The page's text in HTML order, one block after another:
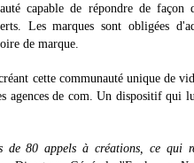
capable de répondre de façon
Les marques sont obligées
de marque.
cette communauté unique de
agences de com. Un dispositif qui
80 appels à créations, ce qui